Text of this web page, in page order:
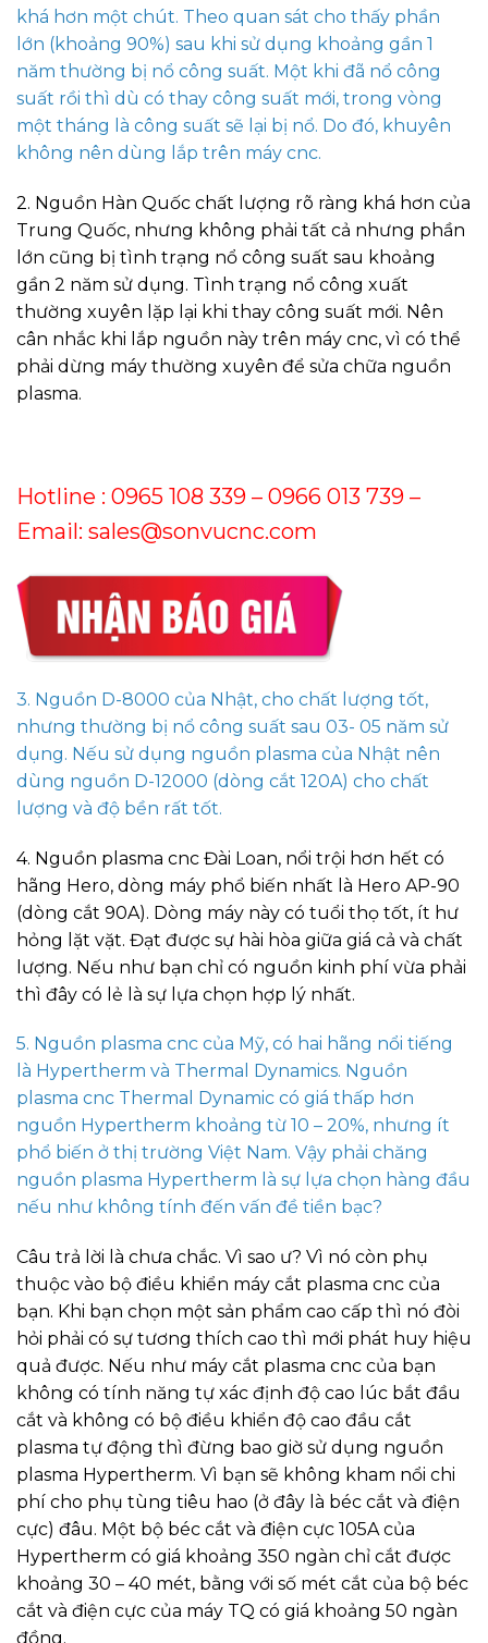
khá hơn một chút. Theo quan sát cho thấy phần
lớn (khoảng 90%) sau khi sử dụng khoảng gần 1
năm thường bị nổ công suất. Một khi đã nổ công
suất rồi thì dù có thay công suất mới, trong vòng
một tháng là công suất sẽ lại bị nổ. Do đó, khuyên
không nên dùng lắp trên máy cnc.
2. Nguồn Hàn Quốc chất lượng rõ ràng khá hơn của
Trung Quốc, nhưng không phải tất cả nhưng phần
lớn cũng bị tình trạng nổ công suất sau khoảng
gần 2 năm sử dụng. Tình trạng nổ công xuất
thường xuyên lặp lại khi thay công suất mới. Nên
cân nhắc khi lắp nguồn này trên máy cnc, vì có thể
phải dừng máy thường xuyên để sửa chữa nguồn
plasma.
Hotline : 0965 108 339 – 0966 013 739 –
Email: sales@sonvucnc.com
3. Nguồn D-8000 của Nhật, cho chất lượng tốt,
nhưng thường bị nổ công suất sau 03- 05 năm sử
dụng. Nếu sử dụng nguồn plasma của Nhật nên
dùng nguồn D-12000 (dòng cắt 120A) cho chất
lượng và độ bền rất tốt.
4. Nguồn plasma cnc Đài Loan, nổi trội hơn hết có
hãng Hero, dòng máy phổ biến nhất là Hero AP-90
(dòng cắt 90A). Dòng máy này có tuổi thọ tốt, ít hư
hỏng lặt vặt. Đạt được sự hài hòa giữa giá cả và chất
lượng. Nếu như bạn chỉ có nguồn kinh phí vừa phải
thì đây có lẻ là sự lựa chọn hợp lý nhất.
5. Nguồn plasma cnc của Mỹ, có hai hãng nổi tiếng
là Hypertherm và Thermal Dynamics. Nguồn
plasma cnc Thermal Dynamic có giá thấp hơn
nguồn Hypertherm khoảng từ 10 – 20%, nhưng ít
phổ biến ở thị trường Việt Nam. Vậy phải chăng
nguồn plasma Hypertherm là sự lựa chọn hàng đầu
nếu như không tính đến vấn đề tiền bạc?
Câu trả lời là chưa chắc. Vì sao ư? Vì nó còn phụ
thuộc vào bộ điều khiển máy cắt plasma cnc của
bạn. Khi bạn chọn một sản phẩm cao cấp thì nó đòi
hỏi phải có sự tương thích cao thì mới phát huy hiệu
quả được. Nếu như máy cắt plasma cnc của bạn
không có tính năng tự xác định độ cao lúc bắt đầu
cắt và không có bộ điều khiển độ cao đầu cắt
plasma tự động thì đừng bao giờ sử dụng nguồn
plasma Hypertherm. Vì bạn sẽ không kham nổi chi
phí cho phụ tùng tiêu hao (ở đây là béc cắt và điện
cực) đâu. Một bộ béc cắt và điện cực 105A của
Hypertherm có giá khoảng 350 ngàn chỉ cắt được
khoảng 30 – 40 mét, bằng với số mét cắt của bộ béc
cắt và điện cực của máy TQ có giá khoảng 50 ngàn
đồng.